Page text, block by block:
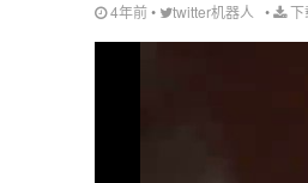
4年前• twitter机器人 • 下